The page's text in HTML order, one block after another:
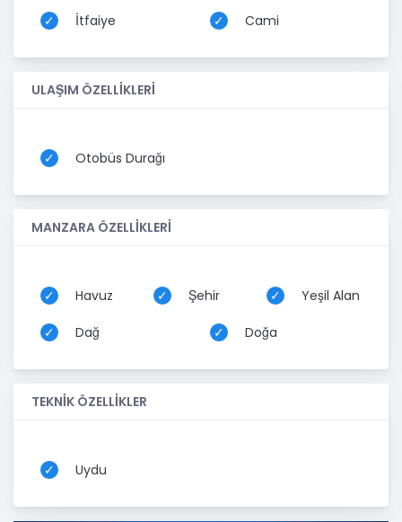
İtfaiye Cami
ULAŞIM ÖZELLİKLERİ
Otobüs Durağı
MANZARA ÖZELLİKLERİ
Havuz Şehir Yeşil Alan
Dağ Doğa
TEKNİK ÖZELLİKLER
Uydu